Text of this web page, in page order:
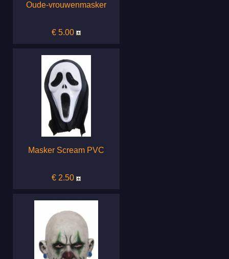
Oude-vrouwenmasker
€ 5.00
Masker Scream PVC
€ 2.50